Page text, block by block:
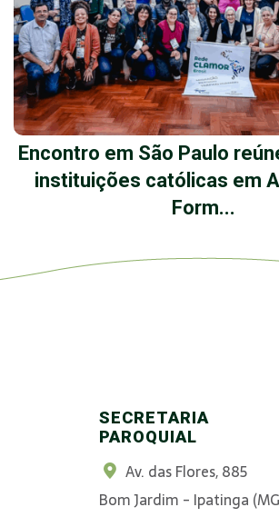
Encontro em São Paulo
instituições católicas em
Form...
SECRETARIA
PAROQUIAL
Av. das Flores, 885
Bom Jardim - Ipatinga